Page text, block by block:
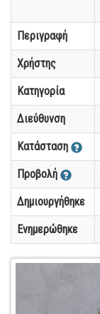
Περιγραφή
Χρήστης
Κατηγορία
Διεύθυνση
Κατάσταση
Προβολή
Δημιουργήθηκε
Ενημερώθηκε